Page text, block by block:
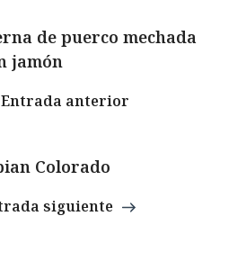
de puerco mechada
jamón
Entrada anterior
Colorado
siguiente